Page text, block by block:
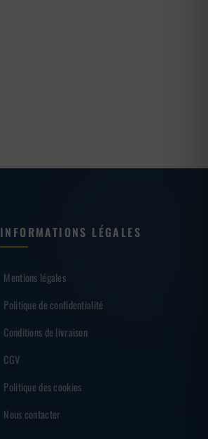
INFORMATIONS LÉGALES
Mentions légales
Politique de confidentialité
Conditions de livraison
CGV
Politique des cookies
Nous contacter